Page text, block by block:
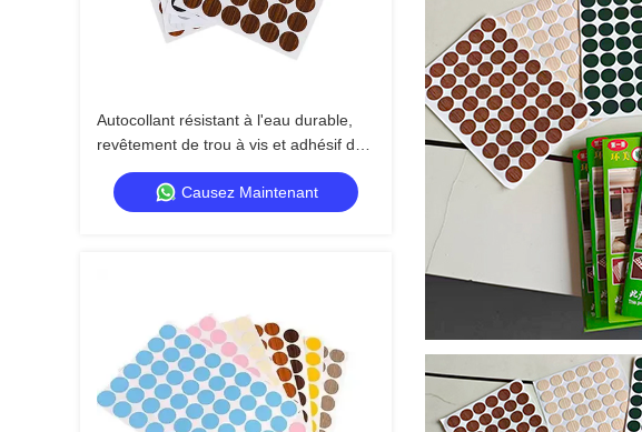
Autocollant résistant à l'eau durable,
revêtement de trou à vis et adhésif de
réparation de surface pour meubles en
bois
Causez Maintenant